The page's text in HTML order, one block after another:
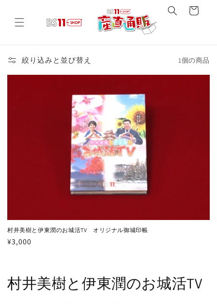
進む
ー
絞り込みと並び替え 1個の商品
村井美樹と伊東潤のお城活TV オリジナル御城印帳
通
格
¥3,000
コ
村井美樹と伊東潤のお城活TV